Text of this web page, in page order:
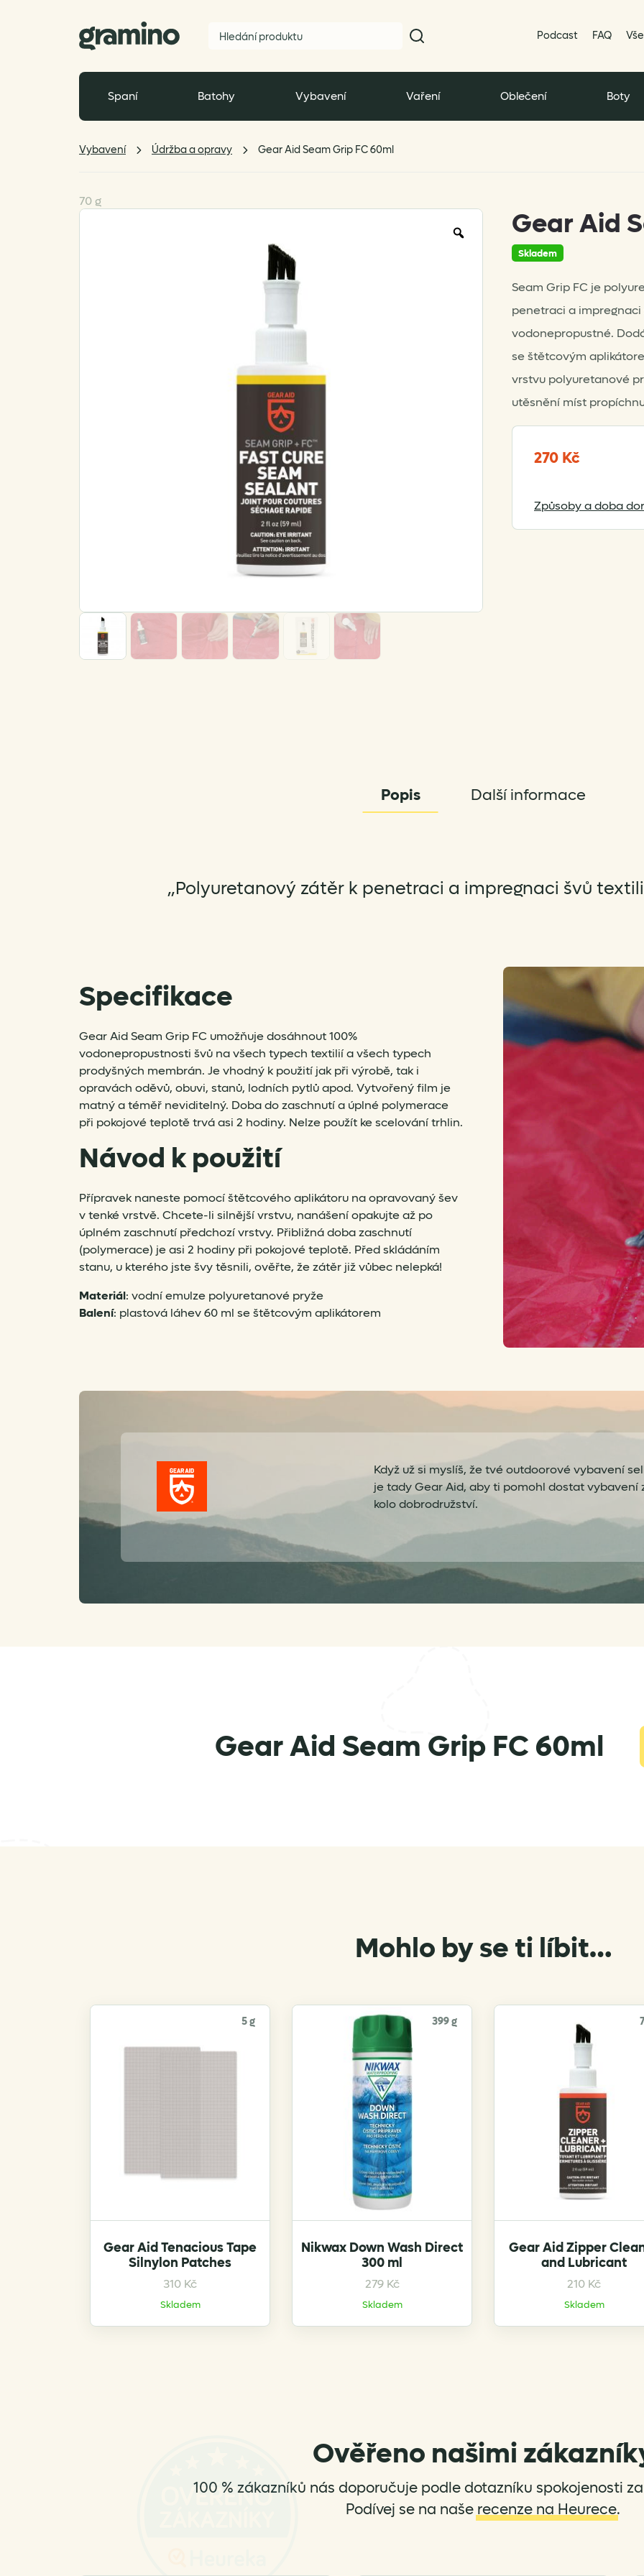
Podcast FAQ
Spaní Batohy Vybavení Vaření Oblečení Boty
Vybavení Údržba a opravy Gear Aid Seam Grip FC 60ml
70 g
Gear Aid
270 Kč
Seam Grip FC je
penetraci a
vodonepropustné.
se štětcovým
vrstvu polyuretanové
utěsnění míst
Skladem
Způsoby a doba
Popis Další informace
„Polyuretanový zátěr k penetraci a impregnaci švů
Specifikace
Gear Aid Seam Grip FC umožňuje dosáhnout 100%
vodonepropustnosti švů na všech typech textilií a všech typech
prodyšných membrán. Je vhodný k použití jak při výrobě, tak i
opravách oděvů, obuvi, stanů, lodních pytlů apod. Vytvořený film je
matný a téměř neviditelný. Doba do zaschnutí a úplné polymerace
při pokojové teplotě trvá asi 2 hodiny. Nelze použít ke scelování trhlin.
Návod k použití
Přípravek naneste pomocí štětcového aplikátoru na opravovaný šev
v tenké vrstvě. Chcete-li silnější vrstvu, nanášení opakujte až po
úplném zaschnutí předchozí vrstvy. Přibližná doba zaschnutí
(polymerace) je asi 2 hodiny při pokojové teplotě. Před skládáním
stanu, u kterého jste švy těsnili, ověřte, že zátěr již vůbec nelepká!
Materiál: vodní emulze polyuretanové pryže
Balení: plastová láhev 60 ml se štětcovým aplikátorem
Když už si myslíš, že tvé outdoorové vybavení
je tady Gear Aid, aby ti pomohl dostat vybavení
kolo dobrodružství.
Gear Aid Seam Grip FC 60ml
Mohlo by se ti líbit…
5 g
Gear Aid Tenacious Tape
Silnylon Patches
310 Kč
Skladem
399 g
Nikwax Down Wash Direct
300 ml
279 Kč
Skladem
Gear Aid Zipper
and Lubricant
210 Kč
Skladem
Ověřeno našimi
100 % zákazníků nás doporučuje podle dotazníku spokojenosti
Podívej se na naše recenze na Heurece.